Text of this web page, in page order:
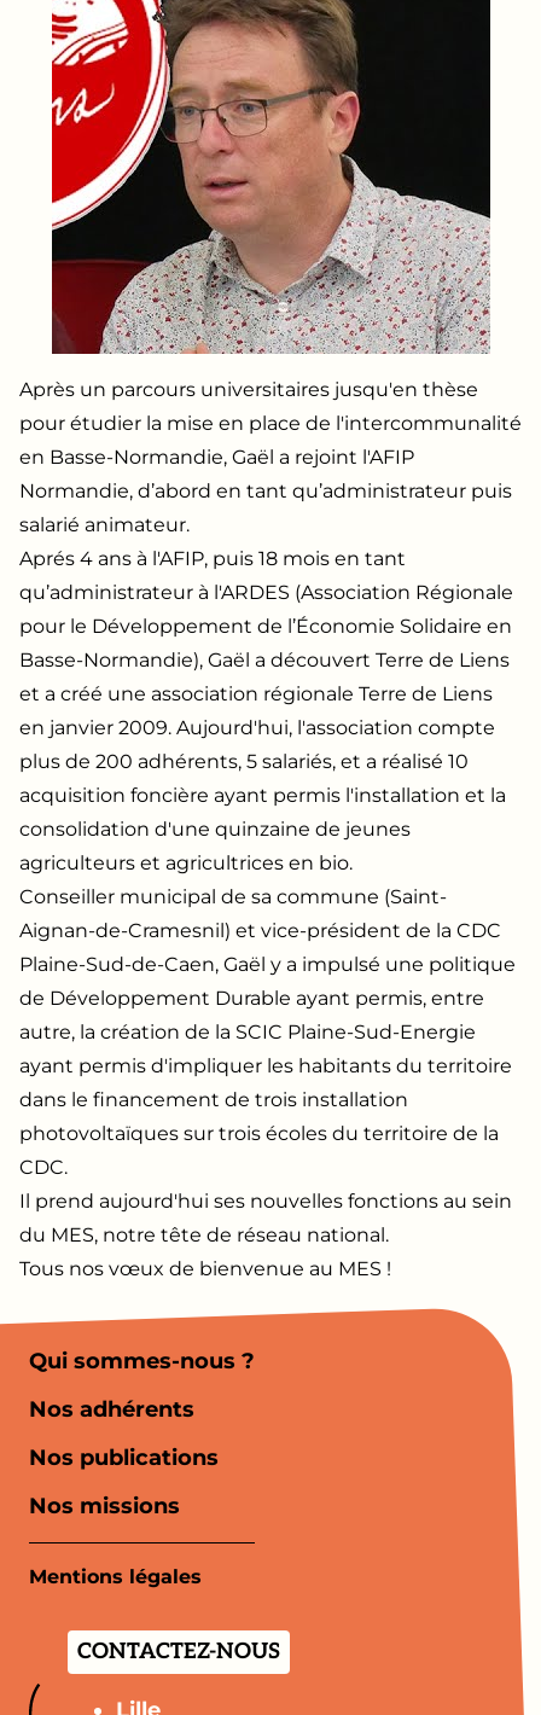
Après un parcours universitaires jusqu'en thèse
pour étudier la mise en place de l'intercommunalité
en Basse-Normandie, Gaël a rejoint l'AFIP
Normandie, d’abord en tant qu’administrateur puis
salarié animateur.
Aprés 4 ans à l'AFIP, puis 18 mois en tant
qu’administrateur à l'ARDES (Association Régionale
pour le Développement de l’Économie Solidaire en
Basse-Normandie), Gaël a découvert Terre de Liens
et a créé une association régionale Terre de Liens
en janvier 2009. Aujourd'hui, l'association compte
plus de 200 adhérents, 5 salariés, et a réalisé 10
acquisition foncière ayant permis l'installation et la
consolidation d'une quinzaine de jeunes
agriculteurs et agricultrices en bio.
Conseiller municipal de sa commune (Saint-
Aignan-de-Cramesnil) et vice-président de la CDC
Plaine-Sud-de-Caen, Gaël y a impulsé une politique
de Développement Durable ayant permis, entre
autre, la création de la SCIC Plaine-Sud-Energie
ayant permis d'impliquer les habitants du territoire
dans le financement de trois installation
photovoltaïques sur trois écoles du territoire de la
CDC.
Il prend aujourd'hui ses nouvelles fonctions au sein
du MES, notre tête de réseau national.
Tous nos vœux de bienvenue au MES !
Qui sommes-nous ?
Nos adhérents
Nos publications
Nos missions
Mentions légales
CONTACTEZ-NOUS